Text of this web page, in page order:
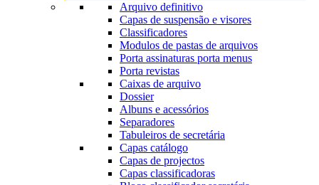
Arquivo definitivo
Capas de suspensão e visores
Classificadores
Modulos de pastas de arquivos
Porta assinaturas porta menus
Porta revistas
Caixas de arquivo
Dossier
Albuns e acessórios
Separadores
Tabuleiros de secretária
Capas catálogo
Capas de projectos
Capas classificadoras